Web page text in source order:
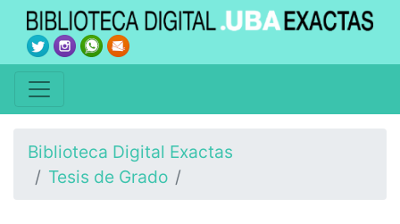
Biblioteca Digital Exactas
Tesis de Grado